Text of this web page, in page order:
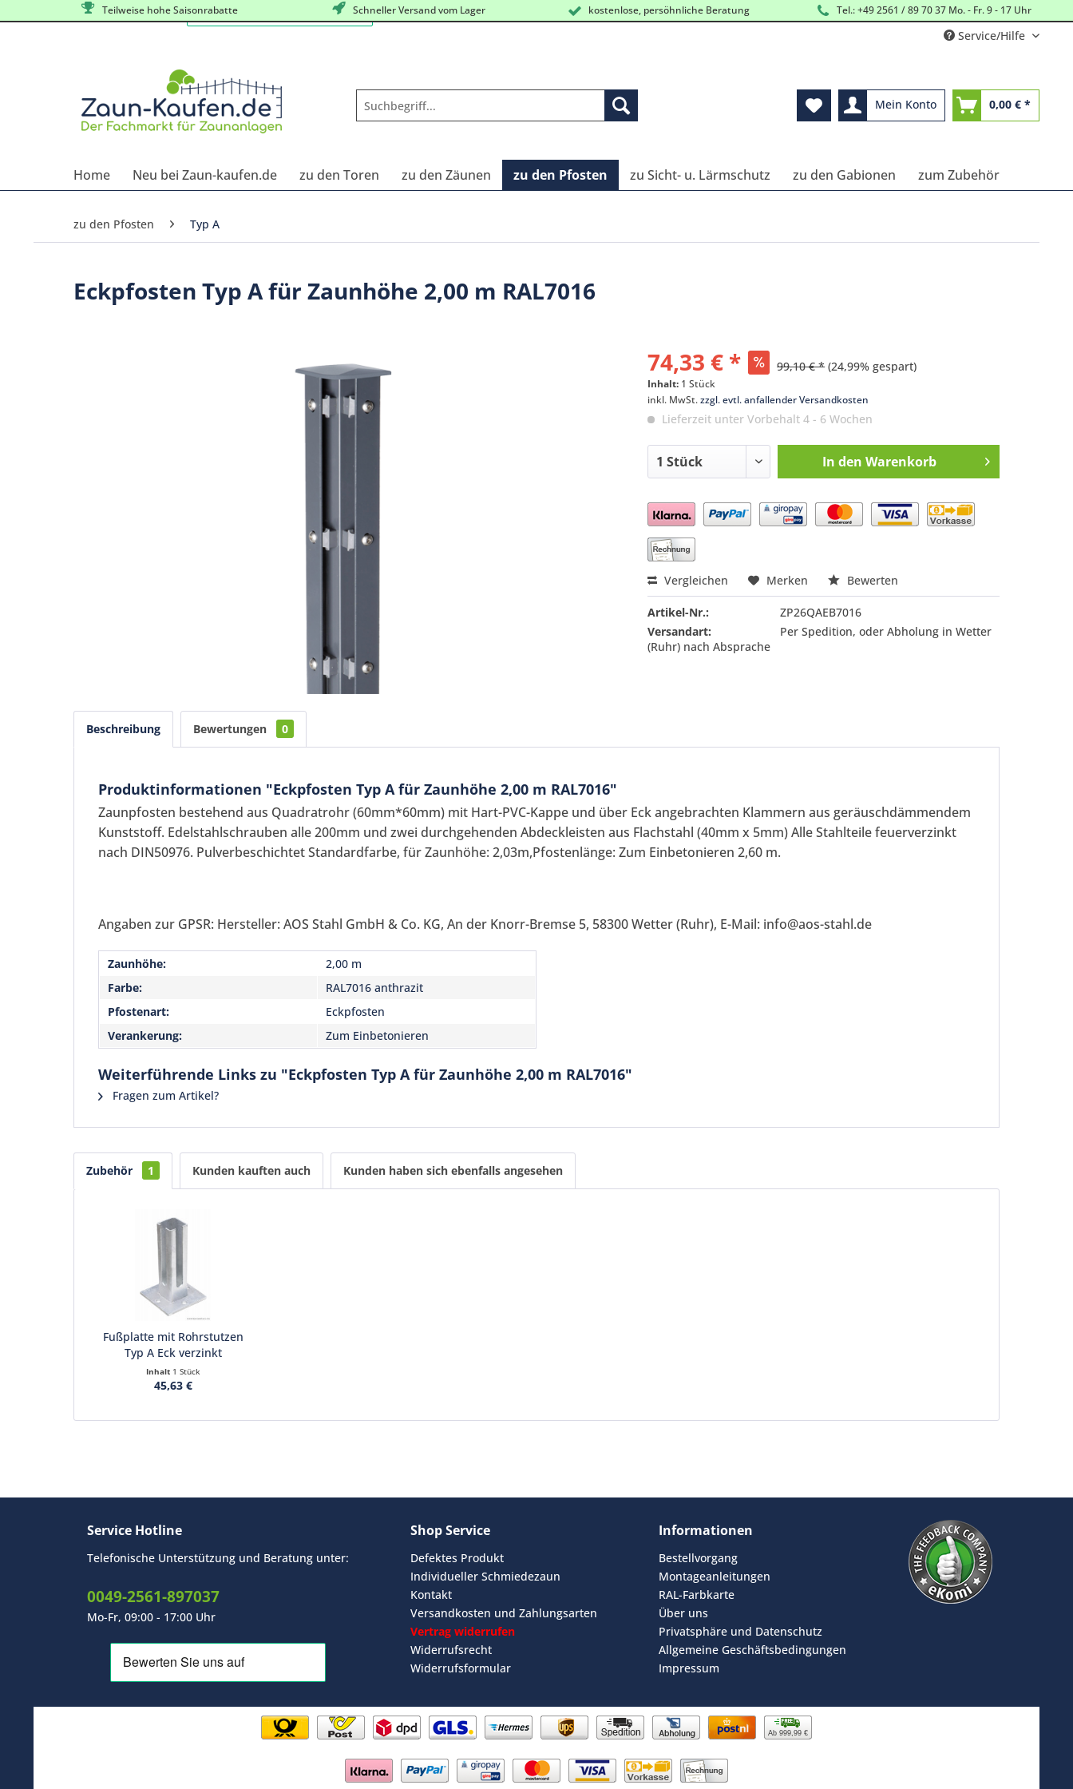
Teilweise hohe Saisonrabatte Schneller Versand vom Lager kostenlose, persöhnliche Beratung Tel.: +49 2561 / 89 70 37 Mo. - Fr. 9 - 17 Uhr
Service/Hilfe
Mein Konto 0,00 € *
Home Neu bei Zaun-kaufen.de zu den Toren zu den Zäunen zu den Pfosten zu Sicht- u. Lärmschutz zu den Gabionen zum Zubehör
zu den Pfosten Typ A
Eckpfosten Typ A für Zaunhöhe 2,00 m RAL7016
74,33 € * 99,10 € * (24,99% gespart)
Inhalt: 1 Stück
inkl. MwSt.zzgl. evtl. anfallender Versandkosten
Lieferzeit unter Vorbehalt 4 - 6 Wochen
In den Warenkorb
Preis anfragen
Ich habe dieDatenschutzerklärunggelesen, verstanden
Vergleichen Merken Bewerten
Artikel-Nr.:
ZP26QAEB7016
Versandart:
Per Spedition, oder Abholung in Wetter
(Ruhr) nach Absprache
Beschreibung Bewertungen 0
Produktinformationen "Eckpfosten Typ A für Zaunhöhe 2,00 m RAL7016"
Zaunpfosten bestehend aus Quadratrohr (60mm*60mm) mit Hart-PVC-Kappe und über Eck angebrachten Klammern aus geräuschdämmendem
Kunststoff. Edelstahlschrauben alle 200mm und zwei durchgehenden Abdeckleisten aus Flachstahl (40mm x 5mm) Alle Stahlteile feuerverzinkt
nach DIN50976. Pulverbeschichtet Standardfarbe, für Zaunhöhe: 2,03m,Pfostenlänge: Zum Einbetonieren 2,60 m.
Angaben zur GPSR: Hersteller: AOS Stahl GmbH & Co. KG, An der Knorr-Bremse 5, 58300 Wetter (Ruhr), E-Mail: info@aos-stahl.de
Zaunhöhe:
2,00 m
Farbe:
RAL7016 anthrazit
Pfostenart:
Eckpfosten
Verankerung:
Zum Einbetonieren
Weiterführende Links zu "Eckpfosten Typ A für Zaunhöhe 2,00 m RAL7016"
Fragen zum Artikel?
Zubehör 1 Kunden kauften auch Kunden haben sich ebenfalls angesehen
Fußplatte mit Rohrstutzen
Typ A Eck verzinkt
Inhalt 1 Stück
45,63 €
Service Hotline
Telefonische Unterstützung und Beratung unter:
0049-2561-897037
Mo-Fr, 09:00 - 17:00 Uhr
Shop Service
Defektes Produkt
Individueller Schmiedezaun
Kontakt
Versandkosten und Zahlungsarten
Vertrag widerrufen
Widerrufsrecht
Widerrufsformular
Informationen
Bestellvorgang
Montageanleitungen
RAL-Farbkarte
Über uns
Privatsphäre und Datenschutz
Allgemeine Geschäftsbedingungen
Impressum
Ab 999,99 €